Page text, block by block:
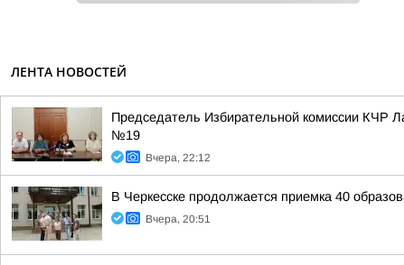
ЛЕНТА НОВОСТЕЙ
Председатель Избирательной комиссии КЧР
№19
Вчера, 22:12
В Черкесске продолжается приемка 40
Вчера, 20:51